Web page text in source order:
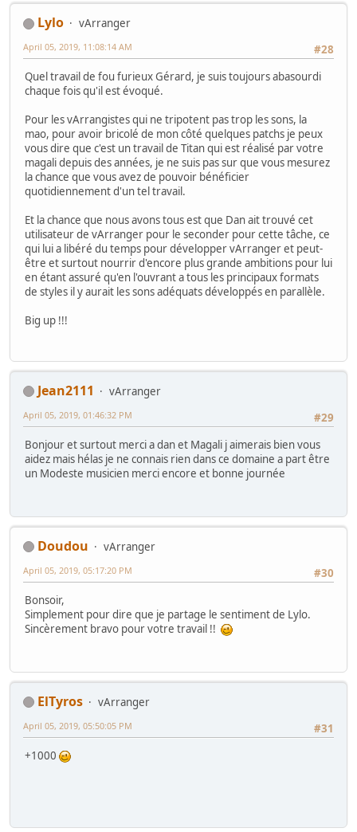
Lylo
vArranger
#28
April 05, 2019, 11:08:14 AM
Quel travail de fou furieux Gérard, je suis toujours abasourdi
chaque fois qu'il est évoqué.
Pour les vArrangistes qui ne tripotent pas trop les sons, la
mao, pour avoir bricolé de mon côté quelques patchs je peux
vous dire que c'est un travail de Titan qui est réalisé par votre
magali depuis des années, je ne suis pas sur que vous mesurez
la chance que vous avez de pouvoir bénéficier
quotidiennement d'un tel travail.
Et la chance que nous avons tous est que Dan ait trouvé cet
utilisateur de vArranger pour le seconder pour cette tâche, ce
qui lui a libéré du temps pour développer vArranger et peut-
être et surtout nourrir d'encore plus grande ambitions pour lui
en étant assuré qu'en l'ouvrant a tous les principaux formats
de styles il y aurait les sons adéquats développés en parallèle.
Big up !!!
Jean2111
vArranger
#29
April 05, 2019, 01:46:32 PM
Bonjour et surtout merci a dan et Magali j aimerais bien vous
aidez mais hélas je ne connais rien dans ce domaine a part être
un Modeste musicien merci encore et bonne journée
Doudou
vArranger
#30
April 05, 2019, 05:17:20 PM
Bonsoir,
Simplement pour dire que je partage le sentiment de Lylo.
Sincèrement bravo pour votre travail !!
ElTyros
vArranger
#31
April 05, 2019, 05:50:05 PM
+1000